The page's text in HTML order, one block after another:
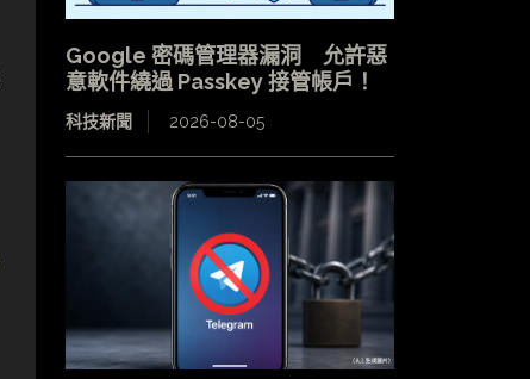
Google 密碼管理器漏洞 允許惡
意軟件繞過 Passkey 接管帳戶！
科技新聞 2026-08-05